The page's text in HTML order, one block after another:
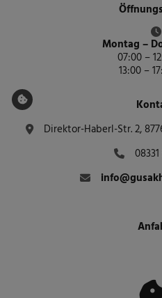
Montag –
07:00 –
13:00 –
Direktor-Haberl-Str. 2,